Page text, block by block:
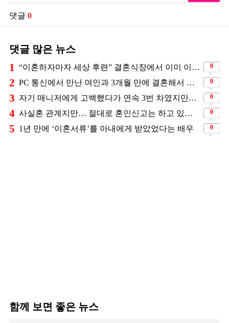
댓글 0
댓글 많은 뉴스
1 “이혼하자마자 세상 후련” 결혼식장에서 이미 이혼을 직감했었다는 배우 0
2 PC 통신에서 만난 여인과 3개월 만에 결혼해서 잘 살고 있는 배우 0
3 자기 매니저에게 고백했다가 연속 3번 차였지만… 결국 결혼에 성공한 배우 0
4 사실혼 관계지만… 절대로 혼인신고는 하고 있지 않다는 배우 0
5 1년 만에 ‘이혼서류’를 아내에게 받았었다는 배우 0
함께 보면 좋은 뉴스